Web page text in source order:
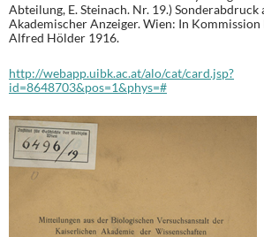
Abteilung, E. Steinach. Nr. 19.) Sonderabdruck
Akademischer Anzeiger. Wien: In Kommission
Alfred Hölder 1916.
http://webapp.uibk.ac.at/alo/cat/card.jsp?
id=8648703&pos=1&phys=#